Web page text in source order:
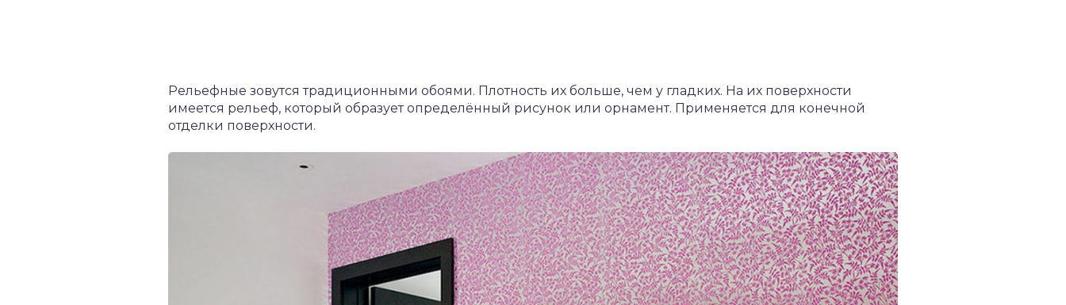
Рельефные зовутся традиционными обоями. Плотность их больше, чем у гладких. На их поверхности
имеется рельеф, который образует определённый рисунок или орнамент. Применяется для конечной
отделки поверхности.